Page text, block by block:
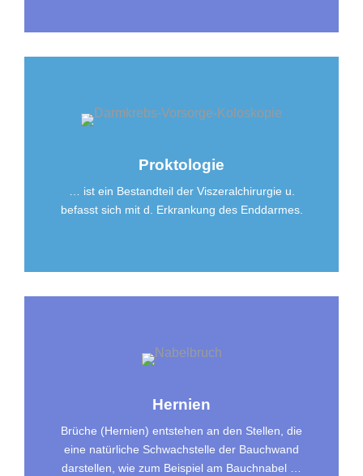
Proktologie
… ist ein Bestandteil der Viszeralchirurgie u.
befasst sich mit d. Erkrankung des Enddarmes.
Hernien
Brüche (Hernien) entstehen an den Stellen, die
eine natürliche Schwachstelle der Bauchwand
darstellen, wie zum Beispiel am Bauchnabel …